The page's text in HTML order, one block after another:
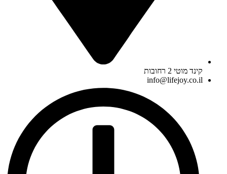
קינד מוטי 2 רחובות
info@lifejoy.co.il